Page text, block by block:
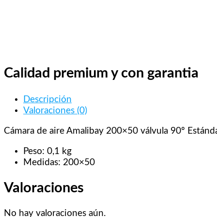
Calidad premium y con garantia
Descripción
Valoraciones (0)
Cámara de aire Amalibay 200×50 válvula 90º
Peso: 0,1 kg
Medidas: 200×50
Valoraciones
No hay valoraciones aún.